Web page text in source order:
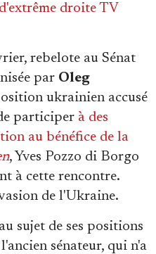
droite TV
rebelote au Sénat
par Oleg
ukrainien accusé
participer à des
au bénéfice de la
, Yves Pozzo di Borgo
à cette rencontre.
de l'Ukraine.
sujet de ses positions
sénateur, qui n'a